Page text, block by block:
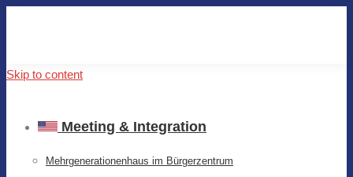
Skip to content
Meeting & Integration
Mehrgenerationenhaus im Bürgerzentrum